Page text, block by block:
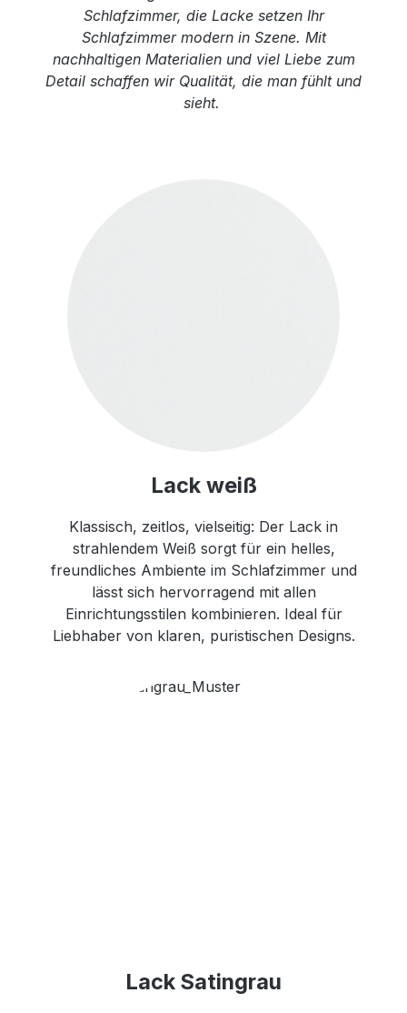
Schlafzimmer, die Lacke setzen Ihr
Schlafzimmer modern in Szene. Mit
nachhaltigen Materialien und viel Liebe zum
Detail schaffen wir Qualität, die man fühlt und
sieht.
Lack weiß
Klassisch, zeitlos, vielseitig: Der Lack in
strahlendem Weiß sorgt für ein helles,
freundliches Ambiente im Schlafzimmer und
lässt sich hervorragend mit allen
Einrichtungsstilen kombinieren. Ideal für
Liebhaber von klaren, puristischen Designs.
Lack Satingrau